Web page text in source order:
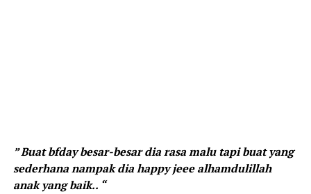
” Buat bfday besar-besar dia rasa malu tapi buat yang
sederhana nampak dia happy jeee alhamdulillah
anak yang baik.. “